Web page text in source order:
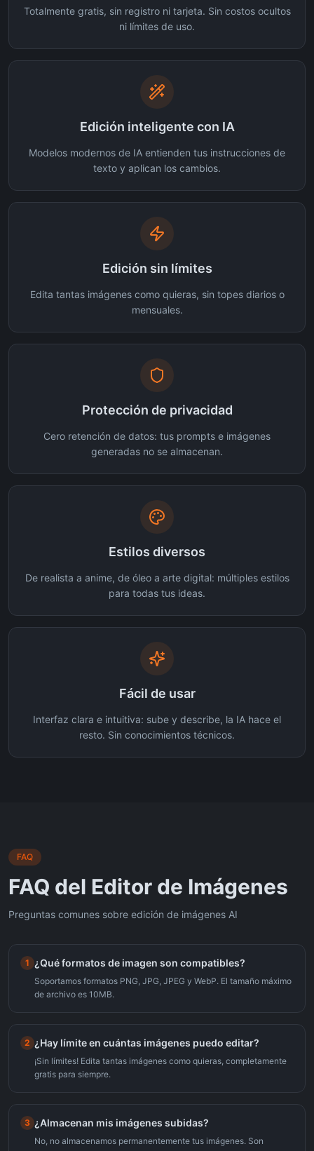
Totalmente gratis, sin registro ni tarjeta. Sin costos ocultos
ni límites de uso.
Edición inteligente con IA
Modelos modernos de IA entienden tus instrucciones de
texto y aplican los cambios.
Edición sin límites
Edita tantas imágenes como quieras, sin topes diarios o
mensuales.
Protección de privacidad
Cero retención de datos: tus prompts e imágenes
generadas no se almacenan.
Estilos diversos
De realista a anime, de óleo a arte digital: múltiples estilos
para todas tus ideas.
Fácil de usar
Interfaz clara e intuitiva: sube y describe, la IA hace el
resto. Sin conocimientos técnicos.
FAQ
FAQ del Editor de Imágenes
Preguntas comunes sobre edición de imágenes AI
1 ¿Qué formatos de imagen son compatibles?
Soportamos formatos PNG, JPG, JPEG y WebP. El tamaño máximo
de archivo es 10MB.
2 ¿Hay límite en cuántas imágenes puedo editar?
¡Sin límites! Edita tantas imágenes como quieras, completamente
gratis para siempre.
3 ¿Almacenan mis imágenes subidas?
No, no almacenamos permanentemente tus imágenes. Son